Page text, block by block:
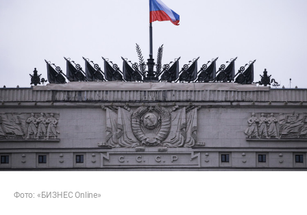
Фото: «БИЗНЕС Online»